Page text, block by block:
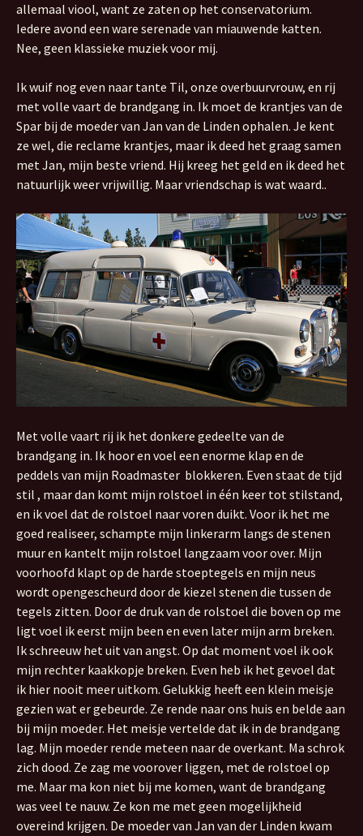
allemaal viool, want ze zaten op het conservatorium.
Iedere avond een ware serenade van miauwende katten.
Nee, geen klassieke muziek voor mij.
Ik wuif nog even naar tante Til, onze overbuurvrouw, en rij
met volle vaart de brandgang in. Ik moet de krantjes van de
Spar bij de moeder van Jan van de Linden ophalen. Je kent
ze wel, die reclame krantjes, maar ik deed het graag samen
met Jan, mijn beste vriend. Hij kreeg het geld en ik deed het
natuurlijk weer vrijwillig. Maar vriendschap is wat waard..
Met volle vaart rij ik het donkere gedeelte van de
brandgang in. Ik hoor en voel een enorme klap en de
peddels van mijn Roadmaster blokkeren. Even staat de tijd
stil , maar dan komt mijn rolstoel in één keer tot stilstand,
en ik voel dat de rolstoel naar voren duikt. Voor ik het me
goed realiseer, schampte mijn linkerarm langs de stenen
muur en kantelt mijn rolstoel langzaam voor over. Mijn
voorhoofd klapt op de harde stoeptegels en mijn neus
wordt opengescheurd door de kiezel stenen die tussen de
tegels zitten. Door de druk van de rolstoel die boven op me
ligt voel ik eerst mijn been en even later mijn arm breken.
Ik schreeuw het uit van angst. Op dat moment voel ik ook
mijn rechter kaakkopje breken. Even heb ik het gevoel dat
ik hier nooit meer uitkom. Gelukkig heeft een klein meisje
gezien wat er gebeurde. Ze rende naar ons huis en belde aan
bij mijn moeder. Het meisje vertelde dat ik in de brandgang
lag. Mijn moeder rende meteen naar de overkant. Ma schrok
zich dood. Ze zag me voorover liggen, met de rolstoel op
me. Maar ma kon niet bij me komen, want de brandgang
was veel te nauw. Ze kon me met geen mogelijkheid
overeind krijgen. De moeder van Jan van der Linden kwam